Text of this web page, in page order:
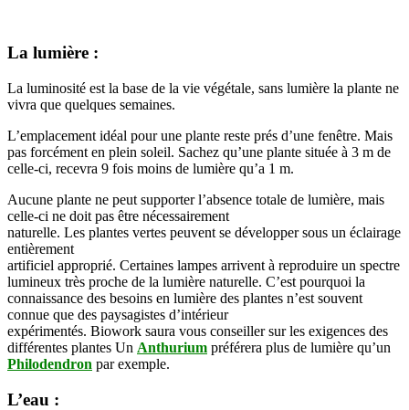
La lumière :
La luminosité est la base de la vie végétale, sans lumière la plante ne
vivra que quelques semaines.
L’emplacement idéal pour une plante reste prés d’une fenêtre. Mais
pas forcément en plein soleil. Sachez qu’une plante située à 3 m de
celle-ci, recevra 9 fois moins de lumière qu’a 1 m.
Aucune plante ne peut supporter l’absence totale de lumière, mais
celle-ci ne doit pas être nécessairement
naturelle. Les plantes vertes peuvent se développer sous un éclairage
entièrement
artificiel approprié. Certaines lampes arrivent à reproduire un spectre
lumineux très proche de la lumière naturelle. C’est pourquoi la
connaissance des besoins en lumière des plantes n’est souvent
connue que des paysagistes d’intérieur
expérimentés. Biowork saura vous conseillersur les exigences des
différentes plantes Un Anthurium préférera plus de lumière qu’un
Philodendron par exemple.
L’eau :